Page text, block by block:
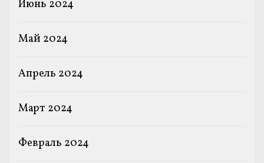
Июнь 2024
Май 2024
Апрель 2024
Март 2024
Февраль 2024